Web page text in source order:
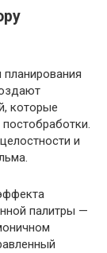
которые
и
палитры —